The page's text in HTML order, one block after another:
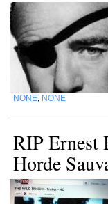
NONE NONE
RIP Ernest
Horde